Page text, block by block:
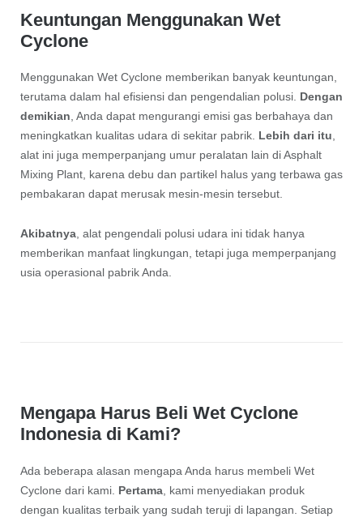
Keuntungan Menggunakan Wet
Cyclone
Menggunakan Wet Cyclone memberikan banyak keuntungan,
terutama dalam hal efisiensi dan pengendalian polusi. Dengan
demikian, Anda dapat mengurangi emisi gas berbahaya dan
meningkatkan kualitas udara di sekitar pabrik. Lebih dari itu,
alat ini juga memperpanjang umur peralatan lain di Asphalt
Mixing Plant, karena debu dan partikel halus yang terbawa gas
pembakaran dapat merusak mesin-mesin tersebut.
Akibatnya, alat pengendali polusi udara ini tidak hanya
memberikan manfaat lingkungan, tetapi juga memperpanjang
usia operasional pabrik Anda.
Mengapa Harus Beli Wet Cyclone
Indonesia di Kami?
Ada beberapa alasan mengapa Anda harus membeli Wet
Cyclone dari kami. Pertama, kami menyediakan produk
dengan kualitas terbaik yang sudah teruji di lapangan. Setiap